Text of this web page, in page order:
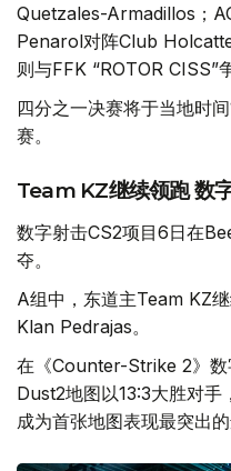
Quetzales-Armadillos；
Penarol对阵Club
则与FFK “ROTOR CISS”
四分之一决赛将于当地时
赛。
Team KZ继续领跑 数
数字射击CS2项目6日在
夺。
A组中，东道主Team KZ
Klan Pedrajas。
在《Counter-Strike 2》
Dust2地图以13:3大胜对
成为首张地图表现最突出的